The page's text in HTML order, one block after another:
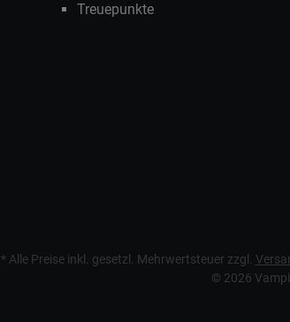
Treuepunkte
* Alle Preise inkl. gesetzl. Mehrwertsteuer zzgl.
© 2026